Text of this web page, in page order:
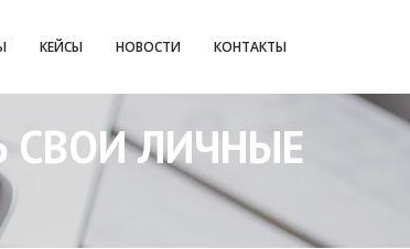
КЕЙСЫ НОВОСТИ КОНТАКТЫ
СВОИ ЛИЧНЫЕ